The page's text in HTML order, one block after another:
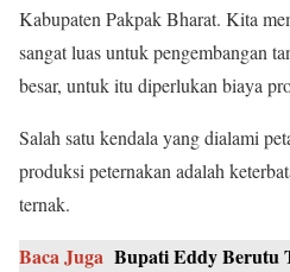
Kabupaten Pakpak Bharat. Kita
sangat luas untuk pengembangan
besar, untuk itu diperlukan biaya
Salah satu kendala yang dialami
produksi peternakan adalah
ternak.
Baca Juga Bupati Eddy Berutu